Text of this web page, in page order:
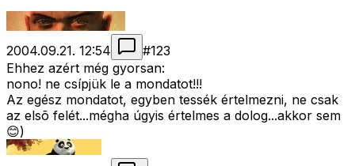
2004.09.21. 12:54 #123
Ehhez azért még gyorsan:
nono! ne csípjük le a mondatot!!!
Az egész mondatot, egyben tessék értelmezni, ne csak
az elsõ felét...mégha úgyis értelmes a dolog...akkor sem
😊)